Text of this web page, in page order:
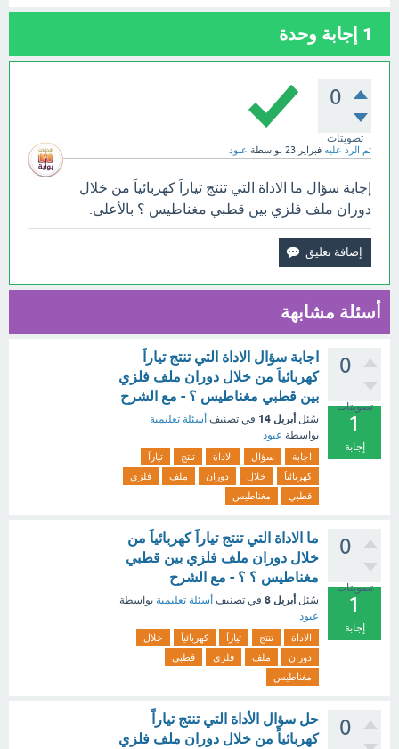
1 إجابة وحدة
0
تصويتات
تم الرد عليه فبراير 23 بواسطة عبود
إجابة سؤال ما الاداة التي تنتج تياراَ كهربائياَ من خلال
دوران ملف فلزي بين قطبي مغناطيس ؟ بالأعلى.
أسئلة مشابهة
0
تصويتات
1
إجابة
اجابة سؤال الاداة التي تنتج تياراَ
كهربائياَ من خلال دوران ملف فلزي
بين قطبي مغناطيس ؟ - مع الشرح
سُئل أبريل 14 في تصنيف أسئلة تعليمية
بواسطة عبود
اجابة سؤال الاداة تنتج
تياراَ
كهربائياَ
خلال دوران ملف
فلزي
قطبي
مغناطيس
0
تصويتات
1
إجابة
ما الاداة التي تنتج تياراَ كهربائياَ من
خلال دوران ملف فلزي بين قطبي
مغناطيس ؟ ؟ - مع الشرح
سُئل أبريل 8 في تصنيف أسئلة تعليمية بواسطة
عبود
الاداة تنتج تياراَ كهربائياَ
خلال
دوران
ملف فلزي
قطبي
مغناطيس
0
حل سؤال الأداة التي تنتج تياراً
كهربائياً من خلال دوران ملف فلزي